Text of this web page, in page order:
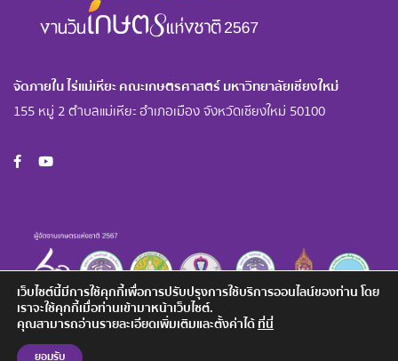
จัดภายใน ไร่แม่เหียะ คณะเกษตรศาสตร์ มหาวิทยาลัยเชียงใหม่
155 หมู่ 2 ตำบลแม่เหียะ อำเภอเมือง จังหวัดเชียงใหม่ 50100
เว็บไซต์นี้มีการใช้คุกกี้เพื่อการปรับปรุงการใช้บริการออนไลน์ของท่าน โดย
เราจะใช้คุกกี้เมื่อท่านเข้ามาหน้าเว็บไซต์.
คุณสามารถอ่านรายละเอียดเพิ่มเติมและตั้งค่าได้ที่นี่
ยอมรับ